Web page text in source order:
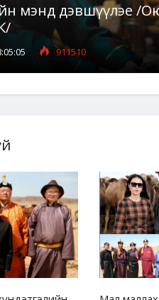
мэнд дэвшүүлэе /
911510